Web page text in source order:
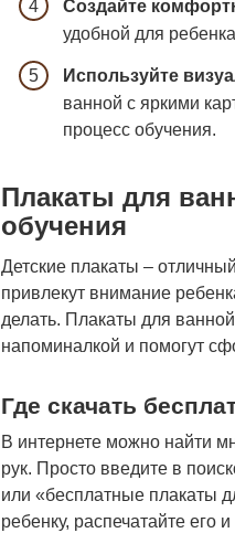
Создайте
удобной для
Используйте
ванной с яркими
процесс обучения.
Плакаты для
обучения
Детские плакаты –
привлекут внимание
делать. Плакаты для
напоминалкой и помогут
Где скачать
В интернете можно найти
рук. Просто введите в
или «бесплатные плакаты
ребенку, распечатайте его